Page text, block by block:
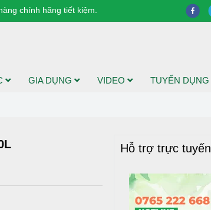
chính hãng tiết kiệm.
GIA DỤNG VIDEO TUYỂN DỤNG
Hỗ trợ trực tuyến